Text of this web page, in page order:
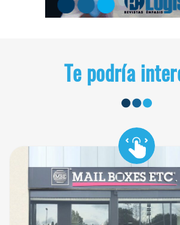
Te podría